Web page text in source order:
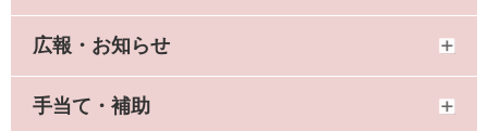
広報・お知らせ
手当て・補助